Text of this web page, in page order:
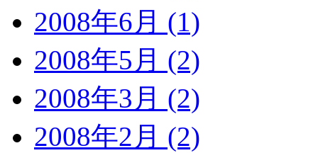
2008年6月 (1)
2008年5月 (2)
2008年3月 (2)
2008年2月 (2)